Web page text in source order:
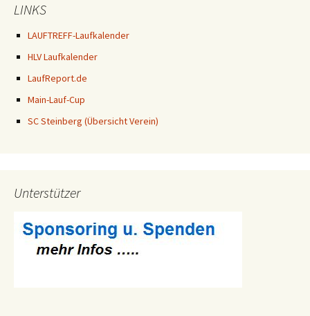
LINKS
LAUFTREFF-Laufkalender
HLV Laufkalender
LaufReport.de
Main-Lauf-Cup
SC Steinberg (Übersicht Verein)
Unterstützer